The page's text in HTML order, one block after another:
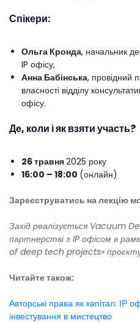
Спікери:
Ольга Кронда, начальник
IP офісу,
Анна Бабінська, провідний
власності відділу
офісу.
Де, коли і як взяти участь?
26 травня2025 року
16:00 – 18:00 (онлайн)
Зареєструватись на лекцію
Захід реалізується Vacuum
партнерстві з IP офісом в
of deep tech projects»
Читайте також:
Авторські права як капітал: ІР
інвестування в мистецтво